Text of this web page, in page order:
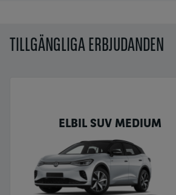
TILLGÄNGLIGA ERBJUDANDEN
ELBIL SUV MEDIUM